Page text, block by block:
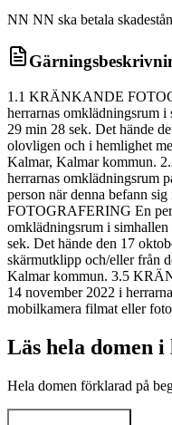
NN NN ska betala
1.1 KRÄNKANDE
herrarnas omklädningsrum
29 min 28 sek. Det hände
olovligen och i hemlighet
Kalmar, Kalmar kommun.
herrarnas omklädningsrum
person när denna befann
FOTOGRAFERING En
omklädningsrum i
sek. Det hände den 17
skärmutklipp och/eller från
Kalmar kommun. 3.5
14 november 2022 i
mobilkamera filmat eller
Läs hela domen
Hela domen förklarad på